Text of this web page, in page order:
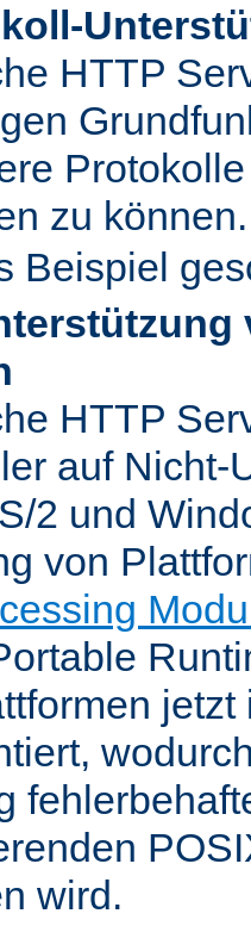
HTTP
zu
Beispiel
HTTP
auf Nicht-
2 und
von
wird.